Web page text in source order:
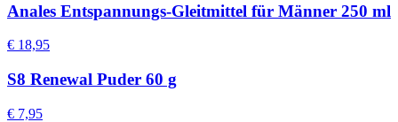
Anales Entspannungs-Gleitmittel für Männer 250 ml
€ 18,95
S8 Renewal Puder 60 g
€ 7,95